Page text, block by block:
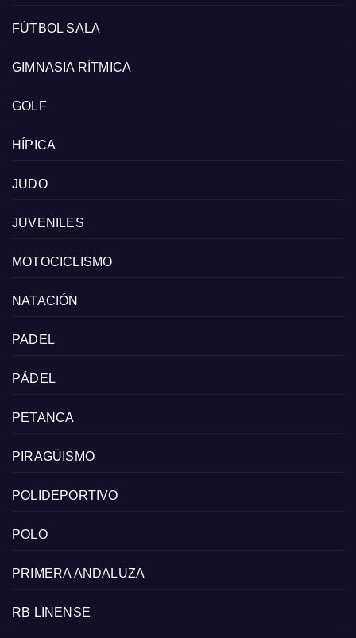
FÚTBOL SALA
GIMNASIA RÍTMICA
GOLF
HÍPICA
JUDO
JUVENILES
MOTOCICLISMO
NATACIÓN
PADEL
PÁDEL
PETANCA
PIRAGÜISMO
POLIDEPORTIVO
POLO
PRIMERA ANDALUZA
RB LINENSE